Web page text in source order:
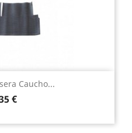
Caucho...
€